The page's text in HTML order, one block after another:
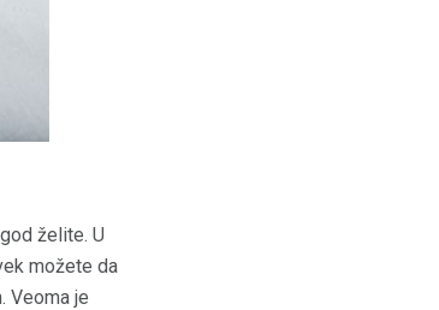
želite. U
možete da
Veoma je